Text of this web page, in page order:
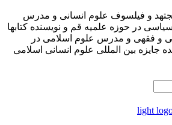
و فیلسوف علوم انسانی و مدرس
در حوزه علمیه قم و نویسنده کتابها
و فقهی و مدرس علوم اسلامی در
جایزه بین المللی علوم انسانی اسلامی